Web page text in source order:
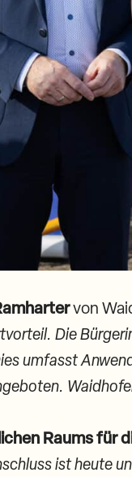
von
Die
umfasst
Raums für
ist heute